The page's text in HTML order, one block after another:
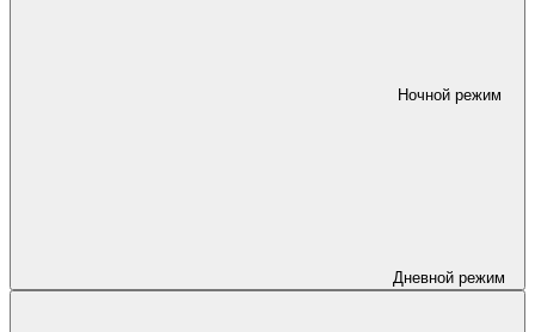
Ночной режим
Дневной режим